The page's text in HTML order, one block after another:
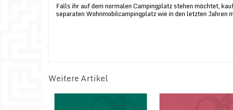
Falls ihr auf dem normalen Campingplatz stehen möchtet,
separaten Wohnmobilcampingplatz wie in den letzten Jahren
Weitere Artikel